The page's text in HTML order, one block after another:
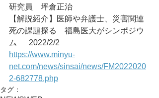
研究員　坪倉正治
【解説紹介】医師や弁護士、災害関連
死の課題探る　福島医大がシンポジウ
ム	2022/2/2
https://www.minyu-
net.com/news/sinsai/news/FM2022020
2-682778.php
タグ：